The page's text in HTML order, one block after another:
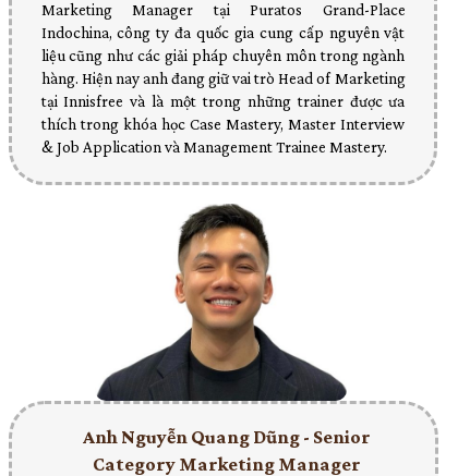
Anh Nguyễn Quang Dũng - Senior
Category Marketing Manager
Marketing Manager tại Puratos Grand-Place
Indochina, công ty đa quốc gia cung cấp nguyên vật
liệu cũng như các giải pháp chuyên môn trong ngành
hàng. Hiện nay anh đang giữ vai trò Head of Marketing
tại Innisfree và là một trong những trainer được ưa
thích trong khóa học Case Mastery, Master Interview
& Job Application và Management Trainee Mastery.